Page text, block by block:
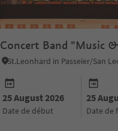
Concert Band "Music
25 August 2026
date de début
25
date de